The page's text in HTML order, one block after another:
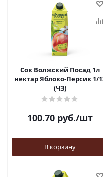
Сок Волжский Посад 1л
нектар Яблоко-Персик 1/
(ЧЗ)
100.70руб./шт
В корзину